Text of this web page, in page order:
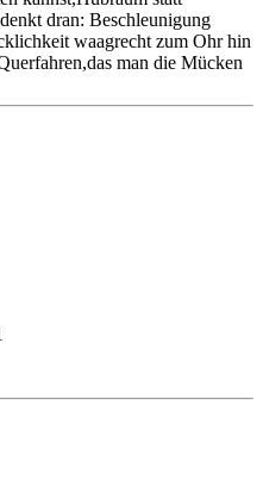
dran: Beschleunigung
waagrecht zum Ohr hin
man die Mücken